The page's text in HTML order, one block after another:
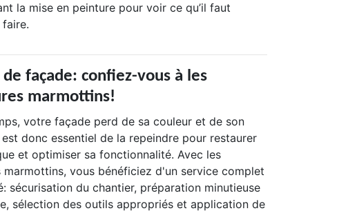
la mise en peinture pour voir ce qu’il faut
façade: confiez-vous à les
marmottins!
votre façade perd de sa couleur et de son
donc essentiel de la repeindre pour restaurer
et optimiser sa fonctionnalité. Avec les
marmottins, vous bénéficiez d'un service complet
sécurisation du chantier, préparation minutieuse
sélection des outils appropriés et application de